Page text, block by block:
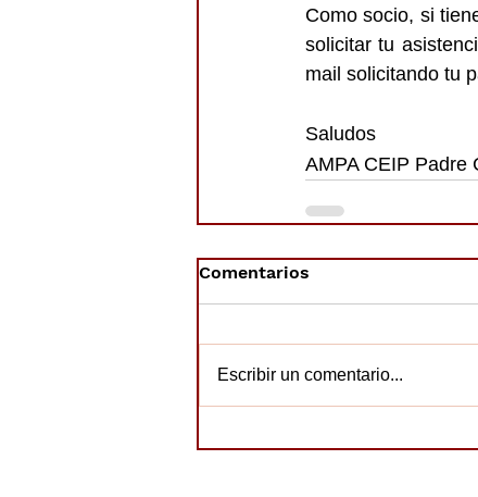
Como socio, si
solicitar tu
mail solicitando tu
Saludos
AMPA CEIP Padre
Comentarios
Escribir un comentario...